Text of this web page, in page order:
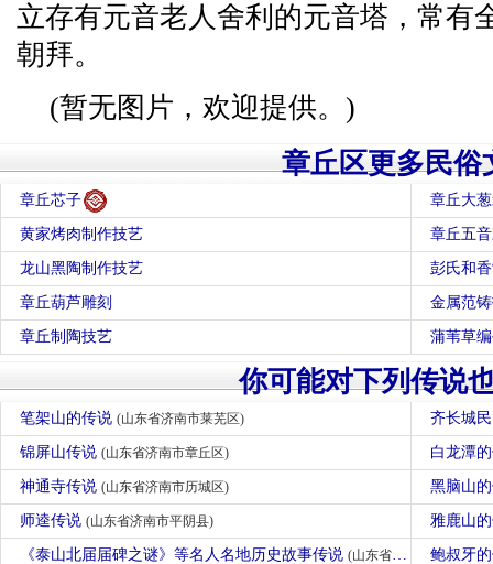
立存有元音老人舍利的元音塔，常有
朝拜。
(暂无图片，欢迎提供。)
章丘区更多民俗
章丘芯子 章丘大
黄家烤肉制作技艺 章丘五
龙山黑陶制作技艺 彭氏和
章丘葫芦雕刻 金属范
章丘制陶技艺 蒲苇草
你可能对下列传说
笔架山的传说 (山东省济南市莱芜区) 齐长城
锦屏山传说 (山东省济南市章丘区) 白龙潭
神通寺传说 (山东省济南市历城区) 黑脑山
师逵传说 (山东省济南市平阴县) 雅鹿山
《泰山北届届碑之谜》等名人名地历史故事传说 (山东省济南市长清区) 鲍叔牙